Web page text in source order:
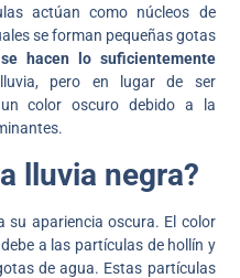
actúan como núcleos de
se forman pequeñas gotas
hacen lo suficientemente
pero en lugar de ser
color oscuro debido a la
lluvia negra?
su apariencia oscura. El color
a las partículas de hollín y
de agua. Estas partículas